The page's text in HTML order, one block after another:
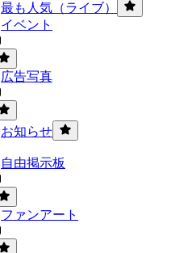
最も人気（ライブ）
イベント
広告写真
お知らせ
自由掲示板
ファンアート